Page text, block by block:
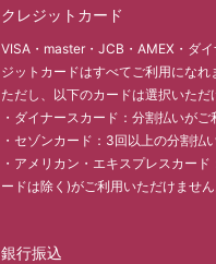
クレジットカード
VISA・master・JCB・AMEX・ダ
ジットカードはすべてご利用になれ
ただし、以下のカードは選択いただ
・ダイナースカード：分割払いがご
・セゾンカード：3回以上の分割払
・アメリカン・エキスプレスカー
ードは除く)がご利用いただけません
銀行振込